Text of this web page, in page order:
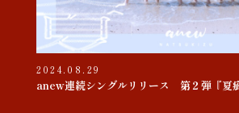
2024.08.29
anew連続シングルリリース 第２弾『夏